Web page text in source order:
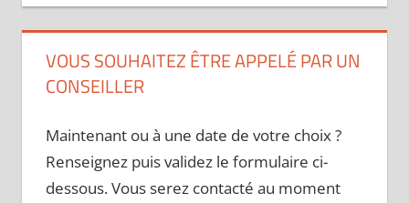
VOUS SOUHAITEZ ÊTRE APPELÉ PAR UN
CONSEILLER
Maintenant ou à une date de votre choix ?
Renseignez puis validez le formulaire ci-
dessous. Vous serez contacté au moment